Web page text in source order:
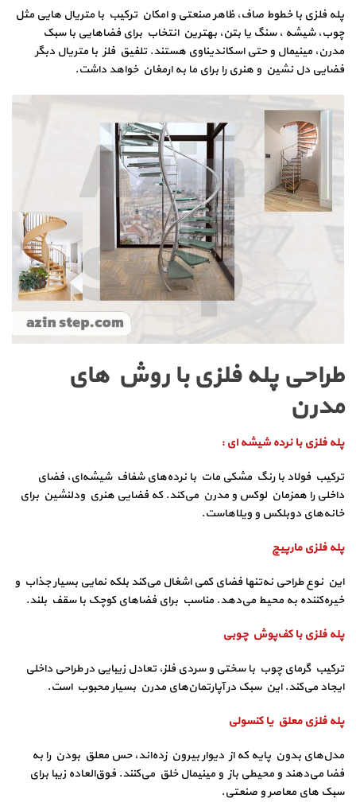
پله‌ فلزی با خطوط صاف، ظاهر صنعتی و امکان ترکیب با متریال‌ هایی مثل
چوب، شیشه ، سنگ یا بتن، بهترین انتخاب برای فضاهایی با سبک
مدرن، مینیمال و حتی اسکاندیناوی هستند. تلفیق فلز با متریال دبگر
فضایی دل نشین و هنری را برای ما به ارمغان خواهد داشت.
طراحی پله فلزی با روش های
مدرن
پله فلزی با نرده شیشه‌ ای :
ترکیب فولاد با رنگ مشکی مات با نرده‌های شفاف شیشه‌ای، فضای
داخلی را همزمان لوکس و مدرن می‌کند. که فضایی هنری ودلنشین برای
خانه‌های دوبلکس و ویلاهاست.
پله فلزی مارپیچ
این نوع طراحی نه‌تنها فضای کمی اشغال می‌کند بلکه نمایی بسیار جذاب و
خیره‌کننده به محیط می‌دهد. مناسب برای فضاهای کوچک با سقف بلند.
پله فلزی با کف‌پوش چوبی
ترکیب گرمای چوب با سختی و سردی فلز، تعادل زیبایی در طراحی داخلی
ایجاد می‌کند. این سبک در آپارتمان‌های مدرن بسیار محبوب است.
پله فلزی معلق یا کنسولی
مدل‌های بدون پایه که از دیوار بیرون زده‌اند، حس معلق بودن را به
فضا می‌دهند و محیطی باز و مینیمال خلق می‌کنند. فوق‌العاده زیبا برای
سبک‌ های معاصر و صنعتی.